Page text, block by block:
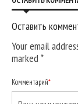
Оставить
Your email
marked*
Комментарий*